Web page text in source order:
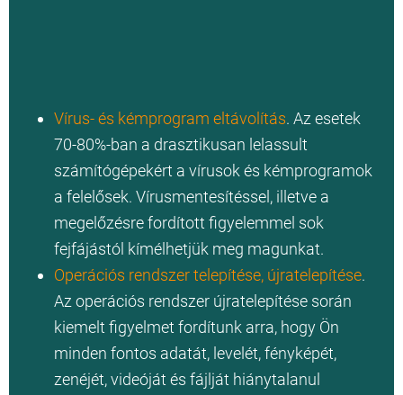
Vírus- és kémprogram eltávolítás. Az esetek
70-80%-ban a drasztikusan lelassult
számítógépekért a vírusok és kémprogramok
a felelősek. Vírusmentesítéssel, illetve a
megelőzésre fordított figyelemmel sok
fejfájástól kímélhetjük meg magunkat.
Operációs rendszer telepítése, újratelepítése.
Az operációs rendszer újratelepítése során
kiemelt figyelmet fordítunk arra, hogy Ön
minden fontos adatát, levelét, fényképét,
zenéjét, videóját és fájlját hiánytalanul